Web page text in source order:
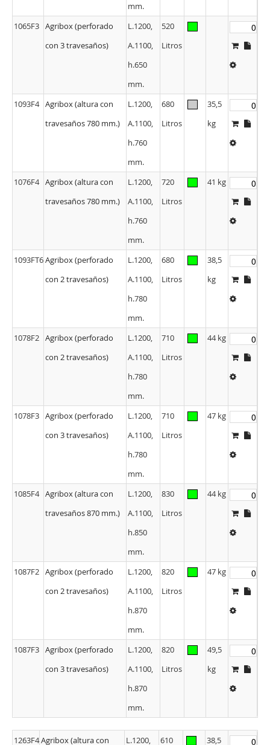
mm.
1065F3 Agribox (perforado
con 3 travesaños)
L.1200,
A.1100,
h.650
mm.
520
Litros
1093F4 Agribox (altura con
travesaños 780 mm.)
L.1200,
A.1100,
h.760
mm.
680
Litros
35,5
kg
1076F4 Agribox (altura con
travesaños 780 mm.)
L.1200,
A.1100,
h.760
mm.
720
Litros
41 kg
1093FT6Agribox (perforado
con 2 travesaños)
L.1200,
A.1100,
h.780
mm.
680
Litros
38,5
kg
1078F2 Agribox (perforado
con 2 travesaños)
L.1200,
A.1100,
h.780
mm.
710
Litros
44 kg
1078F3 Agribox (perforado
con 3 travesaños)
L.1200,
A.1100,
h.780
mm.
710
Litros
47 kg
1085F4 Agribox (altura con
travesaños 870 mm.)
L.1200,
A.1100,
h.850
mm.
830
Litros
44 kg
1087F2 Agribox (perforado
con 2 travesaños)
L.1200,
A.1100,
h.870
mm.
820
Litros
47 kg
1087F3 Agribox (perforado
con 3 travesaños)
L.1200,
A.1100,
h.870
mm.
820
Litros
49,5
kg
1263F4Agribox (altura con
L.1200,
610
38,5